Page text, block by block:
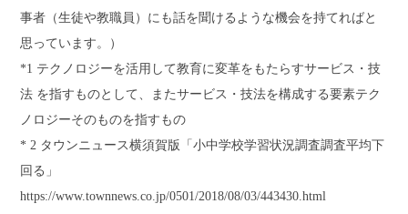
事者（生徒や教職員）にも話を聞けるような機会を持てればと
思っています。）
*1 テクノロジーを活用して教育に変革をもたらすサービス・技
法 を指すものとして、またサービス・技法を構成する要素テク
ノロジーそのものを指すもの
* 2 タウンニュース横須賀版「小中学校学習状況調査調査平均下
回る」
https://www.townnews.co.jp/0501/2018/08/03/443430.html